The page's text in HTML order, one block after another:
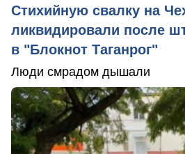
Стихийную свалку на
ликвидировали после
в "Блокнот Таганрог"
Люди смрадом дышали